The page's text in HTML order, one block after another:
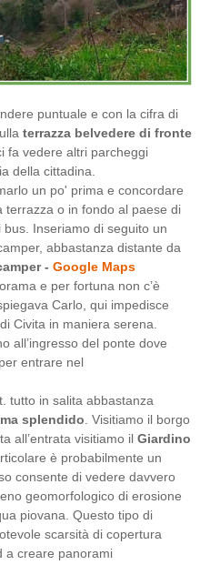
puntuale e con la cifra di
terrazza belvedere di fronte
fa vedere altri parcheggi
della cittadina.
un po' prima e concordare
terrazza o in fondo al paese di
Inseriamo di seguito un
abbastanza distante da
- Google Maps
e per fortuna non c’è
Carlo, qui impedisce
Civita in maniera serena.
all’ingresso del ponte dove
entrare nel
tutto in salita abbastanza
splendido . Visitiamo il borgo
all’entrata visitiamo il Giardino
è probabilmente un
consente di vedere davvero
geomorfologico di erosione
piovana. Questo tipo di
scarsità di copertura
a creare panorami